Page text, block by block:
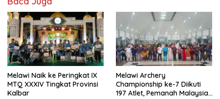
Melawi Naik ke Peringkat IX
MTQ XXXIV Tingkat Provinsi
Kalbar
Melawi Archery
Championship ke-7 Diikuti
197 Atlet, Pemanah Malaysia